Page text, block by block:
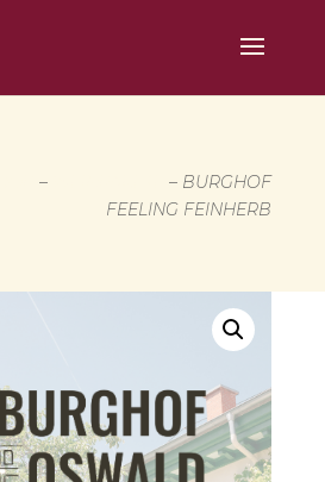
–
– BURGHOF
FEELING FEINHERB